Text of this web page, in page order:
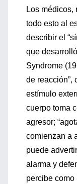
Los médicos,
todo esto al
describir el
que
Syndrome
de reacción”,
estímulo
cuerpo toma
agresor;
comienzan a
puede
alarma y
percibe